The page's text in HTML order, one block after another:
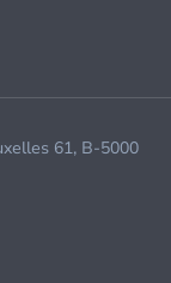
61, B-5000